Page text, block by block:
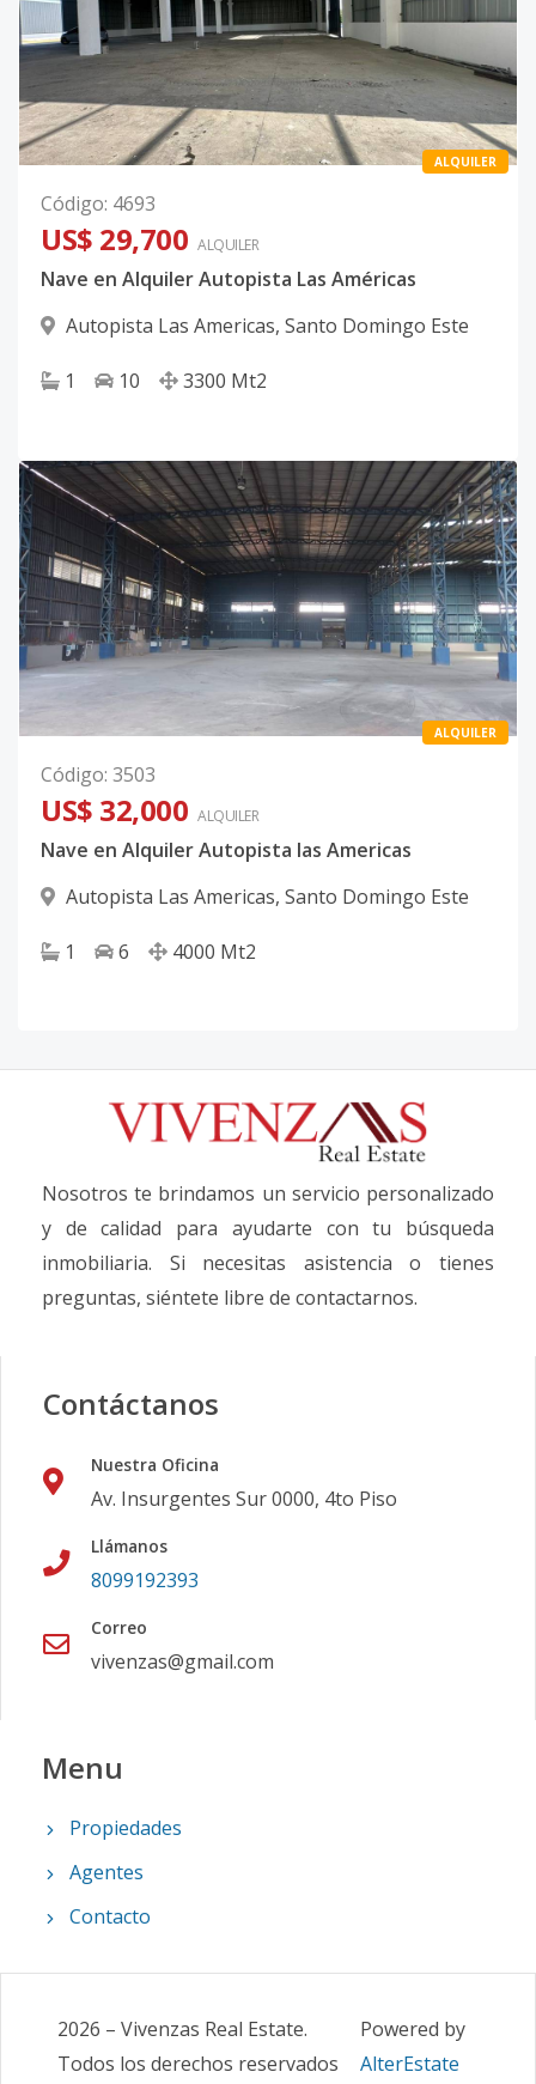
ALQUILER
Código: 4693
US$ 29,700 ALQUILER
Nave en Alquiler Autopista Las Américas
Autopista Las Americas, Santo Domingo Este
1 10 3300 Mt2
ALQUILER
Código: 3503
US$ 32,000 ALQUILER
Nave en Alquiler Autopista las Americas
Autopista Las Americas, Santo Domingo Este
1 6 4000 Mt2
Nosotros te brindamos un servicio personalizado
y de calidad para ayudarte con tu búsqueda
inmobiliaria. Si necesitas asistencia o tienes
preguntas, siéntete libre de contactarnos.
Contáctanos
Nuestra Oficina
Av. Insurgentes Sur 0000, 4to Piso
Llámanos
8099192393
Correo
vivenzas@gmail.com
Menu
Propiedades
Agentes
Contacto
2026 – Vivenzas Real Estate.
Todos los derechos reservados
Powered by
AlterEstate